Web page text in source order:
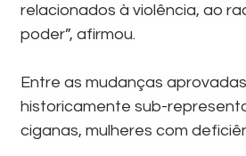
relacionados à violência, ao
poder”, afirmou.
Entre as mudanças
historicamente sub-
ciganas, mulheres com